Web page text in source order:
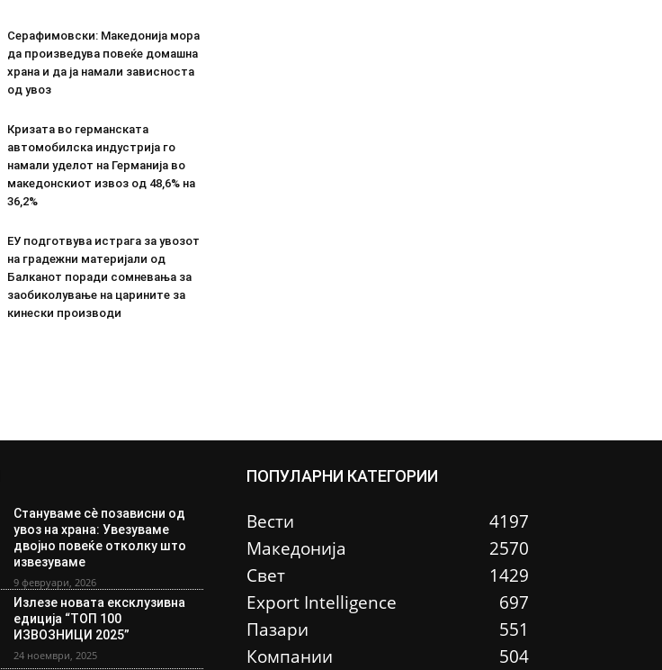
Серафимовски: Македонија мора
да произведува повеќе домашна
храна и да ја намали зависноста
од увоз
Кризата во германската
автомобилска индустрија го
намали уделот на Германија во
македонскиот извоз од 48,6% на
36,2%
ЕУ подготвува истрага за увозот
на градежни материјали од
Балканот поради сомневања за
заобиколување на царините за
кинески производи
Стануваме сè позависни од
увоз на храна: Увезуваме
двојно повеќе отколку што
извезуваме
9 февруари, 2026
Излезе новата ексклузивна
едиција “ТОП 100
ИЗВОЗНИЦИ 2025”
24 ноември, 2025
ПОПУЛАРНИ КАТЕГОРИИ
Вести
4197
Македонија
2570
Свет
1429
Еxport Intelligence
697
Пазари
551
Компании
504